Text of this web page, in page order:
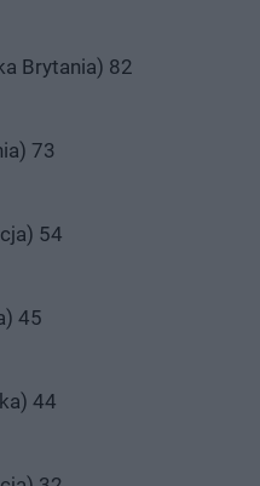
Brytania) 82
73
54
45
44